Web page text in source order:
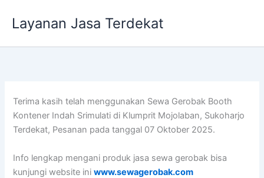
Layanan Jasa Terdekat
Terima kasih telah menggunakan Sewa Gerobak Booth
Kontener Indah Srimulati di Klumprit Mojolaban, Sukoharjo
Terdekat, Pesanan pada tanggal 07 Oktober 2025.
Info lengkap mengani produk jasa sewa gerobak bisa
kunjungi website iniwww.sewagerobak.com